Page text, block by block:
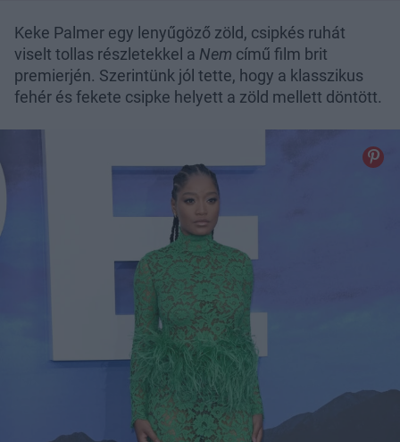
Keke Palmer egy lenyűgöző zöld, csipkés ruhát
viselt tollas részletekkel a Nem című film brit
premierjén. Szerintünk jól tette, hogy a klasszikus
fehér és fekete csipke helyett a zöld mellett döntött.